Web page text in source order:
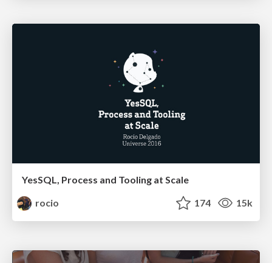
YesSQL, Process and Tooling at Scale
rocio
174 15k